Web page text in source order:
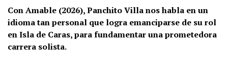
Con Amable (2026), Panchito Villa nos habla en un
idioma tan personal que logra emanciparse de su rol
en Isla de Caras, para fundamentar una prometedora
carrera solista.